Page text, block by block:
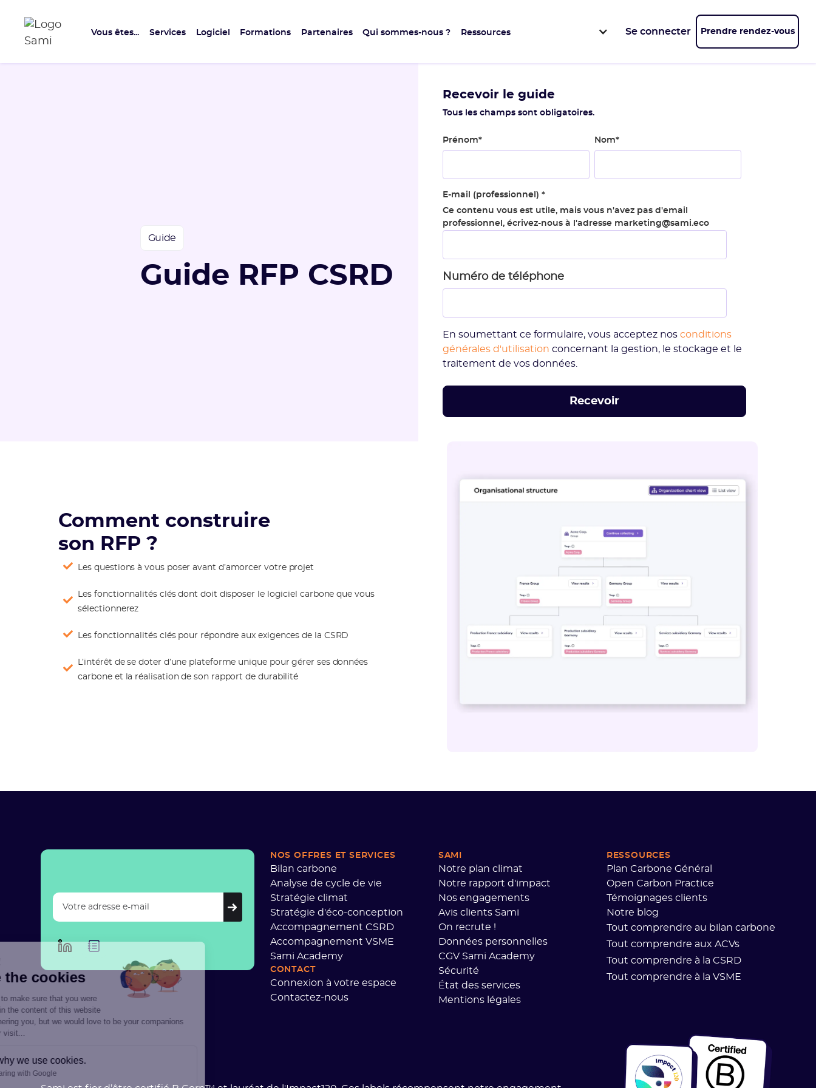
Vous êtes... Services Logiciel Formations Partenaires Qui sommes-nous ? Ressources Se connecter Prendre rendez-vous
Guide
Guide RFP CSRD
Recevoir le guide
Tous les champs sont obligatoires.
Prénom* Nom*
E-mail (professionnel)*
Ce contenu vous est utile, mais vous n'avez pas d'email
professionnel, écrivez-nous à l'adresse marketing@sami.eco
Numéro de téléphone
En soumettant ce formulaire, vous acceptez nosconditions
générales d'utilisation concernant la gestion, le stockage et le
traitement de vos données.
Comment construire
son RFP ?
Les questions à vous poser avant d’amorcer votre projet
Les fonctionnalités clés dont doit disposer le logiciel carbone que vous
sélectionnerez
Les fonctionnalités clés pour répondre aux exigences de la CSRD
L’intérêt de se doter d’une plateforme unique pour gérer ses données
carbone et la réalisation de son rapport de durabilité
NOS OFFRES ET SERVICES
Bilan carbone
Analyse de cycle de vie
Stratégie climat
Stratégie d'éco-conception
Accompagnement CSRD
Accompagnement VSME
Sami Academy
CONTACT
Connexion à votre espace
Contactez-nous
SAMI
Notre plan climat
Notre rapport d'impact
Nos engagements
Avis clients Sami
On recrute !
Données personnelles
CGV Sami Academy
Sécurité
État des services
Mentions légales
RESSOURCES
Plan Carbone Général
Open Carbon Practice
Témoignages clients
Notre blog
Tout comprendre au bilan carbone
Tout comprendre aux ACVs
Tout comprendre à la CSRD
Tout comprendre à la VSME
Hi there!
We're the cookies
We waited to make sure that you were
interested in the content of this website
before bothering you, but we would love to be your companions
Here’s why we use cookies.
Data Sharing with Google